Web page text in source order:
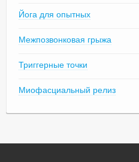
Йога для опытных
Межпозвонковая грыжа
Триггерные точки
Миофасциальный релиз